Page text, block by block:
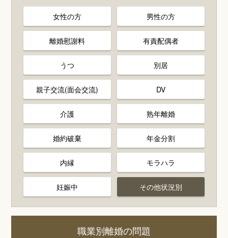
女性の方 男性の方
離婚慰謝料 有責配偶者
うつ 別居
親子交流(面会交流) DV
介護 熟年離婚
婚約破棄 年金分割
内縁 モラハラ
妊娠中 その他状況別
職業別離婚の問題